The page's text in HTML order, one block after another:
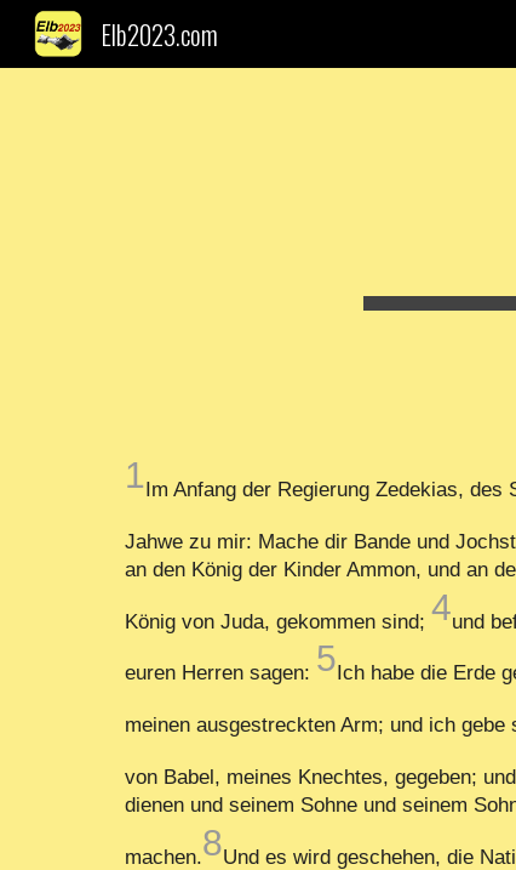
Elb2023.com
1Im Anfang der Regierung Zedekias,
Jahwe zu mir: Mache dir Bande und
an den König der Kinder Ammon, und an
König von Juda, gekommen sind; 4und
euren Herren sagen: 5Ich habe die Erde
meinen ausgestreckten Arm; und ich
von Babel, meines Knechtes, gegeben;
dienen und seinem Sohne und seinem
machen.8Und es wird geschehen, die